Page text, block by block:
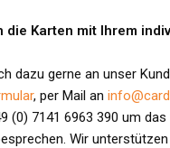
die Karten mit Ihrem
dazu gerne an unser
, per Mail an
(0) 7141 6963 390 um das
Wir